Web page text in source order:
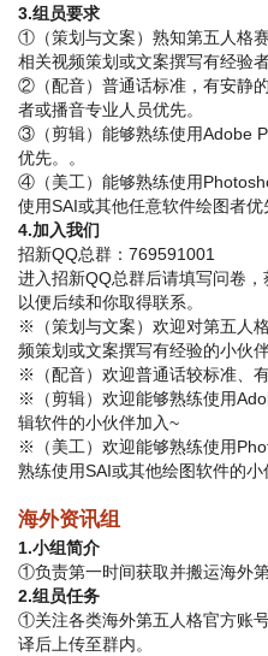
3.组员要求
①（策划与文案）熟知第五人格
相关视频策划或文案撰写有经验者
②（配音）普通话标准，有安静
者或播音专业人员优先。
③（剪辑）能够熟练使用Adobe
优先。。
④（美工）能够熟练使用
使用SAI或其他任意软件绘图者优
4.加入我们
招新QQ总群：769591001
进入招新QQ总群后请填写问卷
以便后续和你取得联系。
※（策划与文案）欢迎对第五人
频策划或文案撰写有经验的小伙
※（配音）欢迎普通话较标准、
※（剪辑）欢迎能够熟练使用
辑软件的小伙伴加入~
※（美工）欢迎能够熟练使用
熟练使用SAI或其他绘图软件的小
海外资讯组
1.小组简介
①负责第一时间获取并搬运海外
2.组员任务
①关注各类海外第五人格官方账
译后上传至群内。